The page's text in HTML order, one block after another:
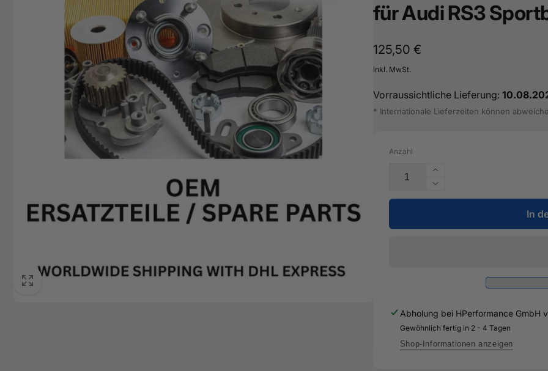
für Audi RS3
Normaler
Preis
125,50 €
inkl. MwSt.
Vorraussichtliche Lieferung:
* Internationale Lieferzeiten können
Anzahl
Erhöhe
die
Menge
Schottblech
Ersatzteil
für
Audi
Verringere
die
für
Original
Ersatzteil
für
In
Abholung bei HPerformance GmbH
Gewöhnlich fertig in 2 - 4 Tagen
Shop-Informationen anzeigen